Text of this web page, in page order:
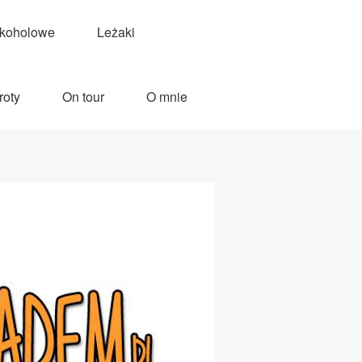
Leżaki
On tour O mnie